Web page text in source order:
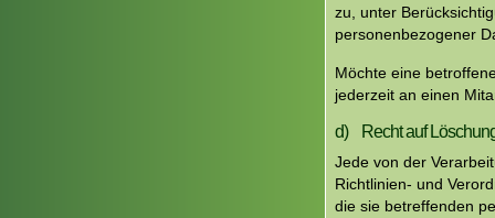
zu, unter
personenbezogener
Möchte eine
jederzeit an einen
d) Recht auf
Jede von der
Richtlinien- und
die sie betreffenden